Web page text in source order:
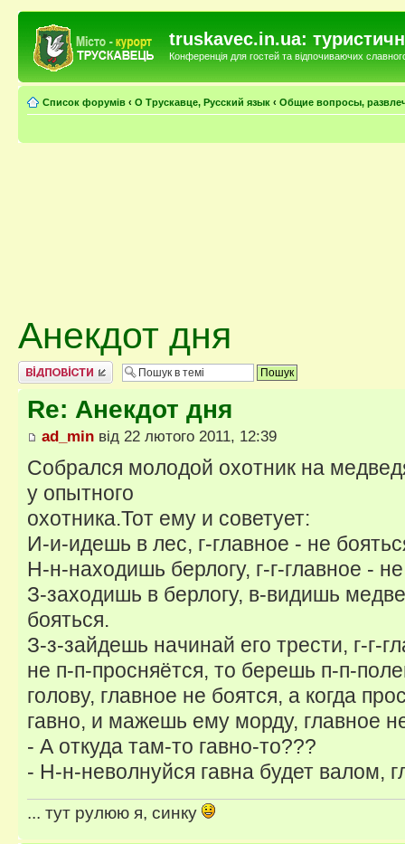
truskavec.in.ua:
Конференція для гостей та відпочиваючих
Список форумів ‹ О Трускавце, Русский язык ‹ Общие вопросы,
Анекдот дня
Відповісти
Re: Анекдот дня
ad_min від 22 лютого 2011, 12:39
Собрался молодой охотник на
у опытного
охотника.Тот ему и советует:
И-и-идешь в лес, г-главное - не
Н-н-находишь берлогу, г-г-главное -
З-заходишь в берлогу, в-видишь
бояться.
З-з-зайдешь начинай его трести, г-г-
не п-п-просняётся, то берешь п-п-
голову, главное не боятся, а когда
гавно, и мажешь ему морду, главное
- А откуда там-то гавно-то???
- Н-н-неволнуйся гавна будет валом,
... тут рулюю я, синку